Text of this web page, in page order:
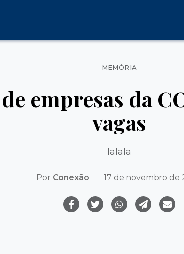
Categorias
MEMÓRIA
empresas da
vagas
lalala
Por Conexão 17 de novembro de